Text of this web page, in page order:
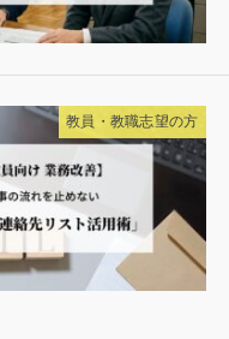
教員・教職志望の方